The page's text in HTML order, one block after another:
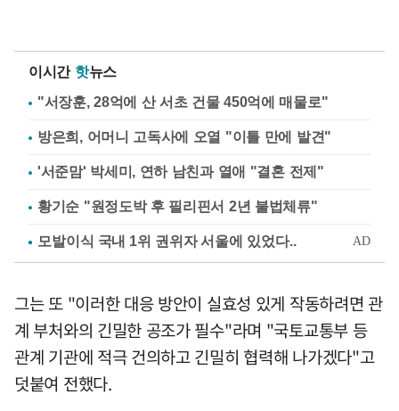
이시간 핫뉴스
"서장훈, 28억에 산 서초 건물 450억에 매물로"
방은희, 어머니 고독사에 오열 "이틀 만에 발견"
'서준맘' 박세미, 연하 남친과 열애 "결혼 전제"
황기순 "원정도박 후 필리핀서 2년 불법체류"
그는 또 "이러한 대응 방안이 실효성 있게 작동하려면 관
계 부처와의 긴밀한 공조가 필수"라며 "국토교통부 등
관계 기관에 적극 건의하고 긴밀히 협력해 나가겠다"고
덧붙여 전했다.